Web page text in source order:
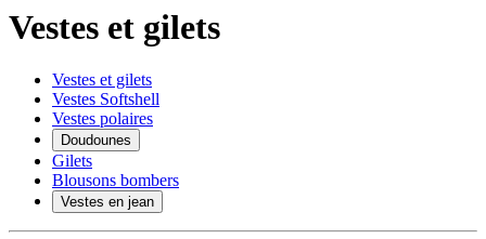
Vestes et gilets
Vestes et gilets
Vestes Softshell
Vestes polaires
Doudounes
Gilets
Blousons bombers
Vestes en jean